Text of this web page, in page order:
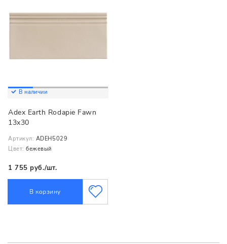
В наличии
Adex Earth Rodapie Fawn
13x30
Артикул: ADEH5029
Цвет: бежевый
1 755 руб./шт.
В корзину